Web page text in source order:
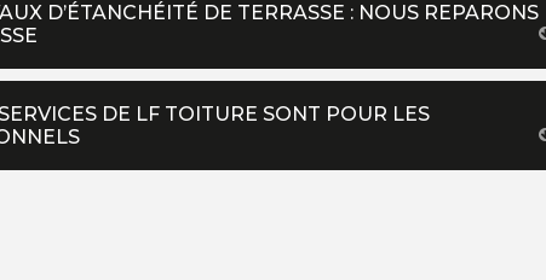
D’ÉTANCHÉITÉ DE TERRASSE : NOUS REPARONS
DE LF TOITURE SONT POUR LES